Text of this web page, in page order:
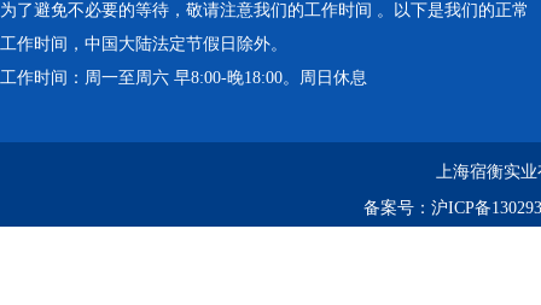
为了避免不必要的等待，敬请注意我们的工作时间 。以下是我们的正常
工作时间，中国大陆法定节假日除外。
工作时间：周一至周六 早8:00-晚18:00。周日休息
上海宿衡实
备案号： 沪ICP备